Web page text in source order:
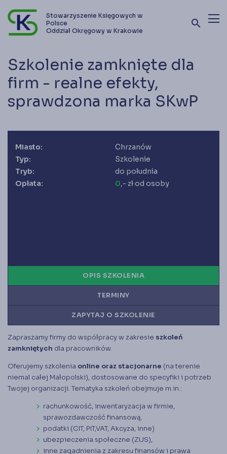
Stowarzyszenie Księgowych w
Polsce
Oddział Okręgowy w Krakowie
search
Oferta szkoleniowa
Stowarzyszenie
Zostań członkiem SKwP
Stowarzyszenie Księgowych
Międzynarodowej Federacji Księgowych (IFAC)
Szkolenie zamknięte dla
firm - realne efekty,
sprawdzona marka SKwP
Miasto:
Chrzanów
Typ:
Szkolenie
Tryb:
do południa
Opłata:
0,- zł od osoby
OPIS SZKOLENIA
TERMINY
ZAPYTAJ O SZKOLENIE
Zapraszamy firmy do współpracy w zakresie szkoleń
zamkniętych dla pracowników.
Oferujemy szkolenia online oraz stacjonarne (na terenie
niemal całej Małopolski), dostosowane do specyfiki i potrzeb
Twojej organizacji. Tematyka szkoleń obejmuje m.in.:
rachunkowość, inwentaryzacja w firmie,
sprawozdawczość finansową,
podatki (CIT, PIT,VAT, Akcyza, inne)
ubezpieczenia społeczne (ZUS),
inne zagadnienia z zakresu finansów i prawa